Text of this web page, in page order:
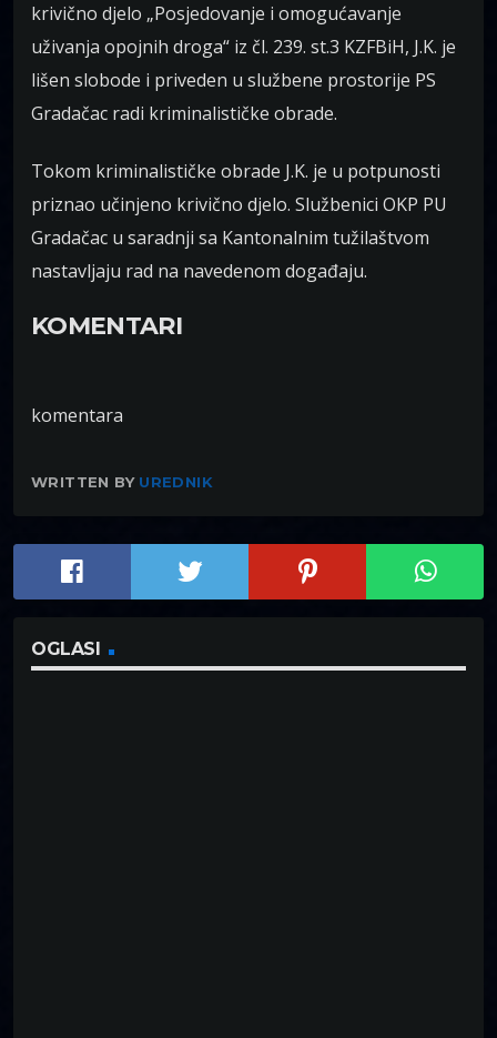
krivično djelo „Posjedovanje i omogućavanje
uživanja opojnih droga“ iz čl. 239. st.3 KZFBiH, J.K. je
lišen slobode i priveden u službene prostorije PS
Gradačac radi kriminalističke obrade.
Tokom kriminalističke obrade J.K. je u potpunosti
priznao učinjeno krivično djelo. Službenici OKP PU
Gradačac u saradnji sa Kantonalnim tužilaštvom
nastavljaju rad na navedenom događaju.
KOMENTARI
komentara
WRITTEN BY UREDNIK
OGLASI